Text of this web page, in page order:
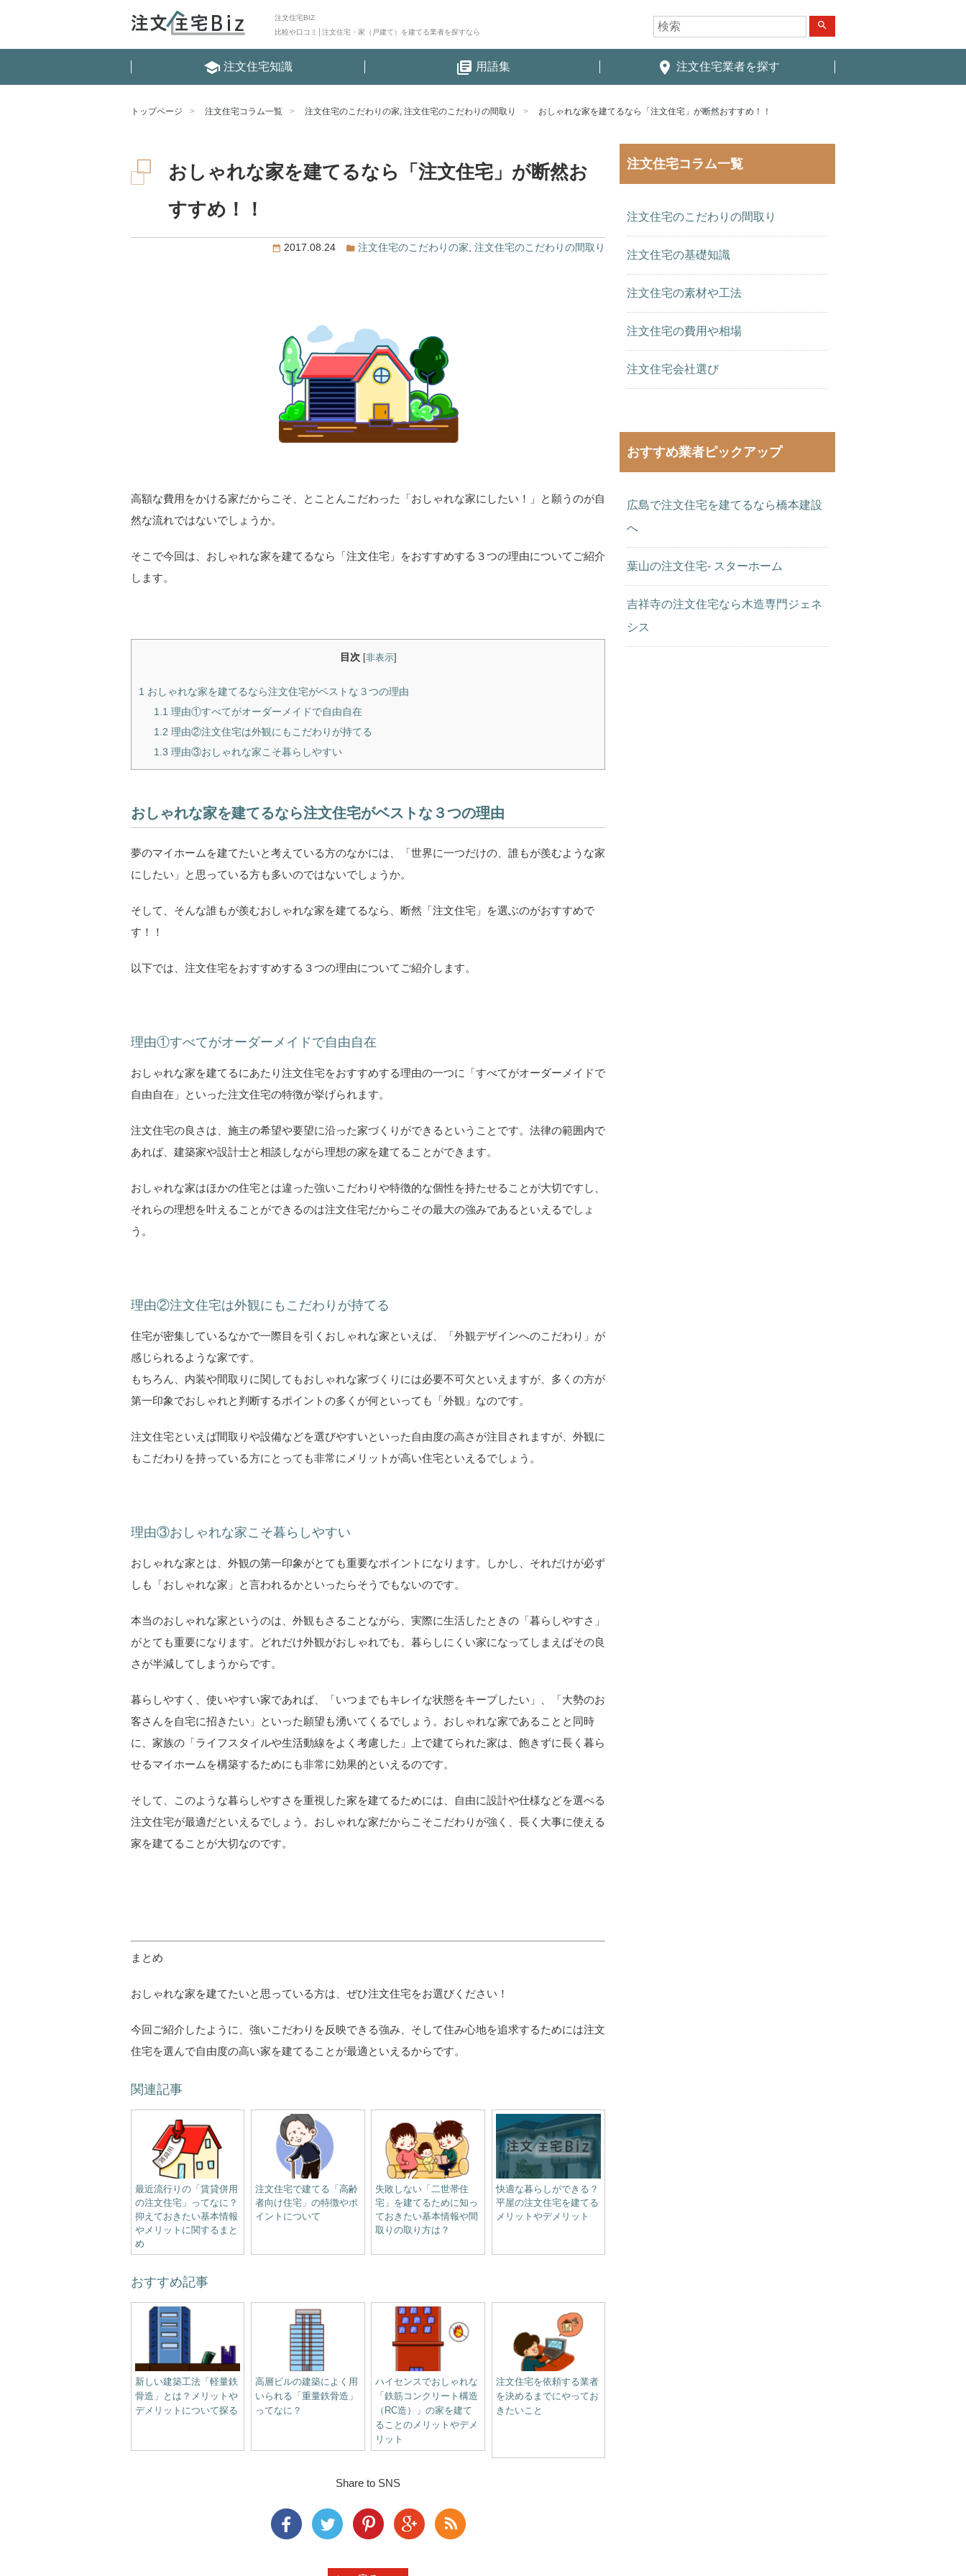
注文住宅BIZ
比較や口コミ│注文住宅・家（戸建て）を建てる業者を探すなら
search
school 注文住宅知識 library_books 用語集 place 注文住宅業者を探す
トップページ 注文住宅コラム一覧 注文住宅のこだわりの家, 注文住宅のこだわりの間取り おしゃれな家を建てるなら「注文住宅」が断然おすすめ！！
おしゃれな家を建てるなら「注文住宅」が断然お
すすめ！！
2017.08.24 注文住宅のこだわりの家, 注文住宅のこだわりの間取り
高額な費用をかける家だからこそ、とことんこだわった「おしゃれな家にしたい！」と願うのが自
然な流れではないでしょうか。
そこで今回は、おしゃれな家を建てるなら「注文住宅」をおすすめする３つの理由についてご紹介
します。
目次 [非表示]
1 おしゃれな家を建てるなら注文住宅がベストな３つの理由
1.1 理由①すべてがオーダーメイドで自由自在
1.2 理由②注文住宅は外観にもこだわりが持てる
1.3 理由③おしゃれな家こそ暮らしやすい
おしゃれな家を建てるなら注文住宅がベストな３つの理由
夢のマイホームを建てたいと考えている方のなかには、「世界に一つだけの、誰もが羨むような家
にしたい」と思っている方も多いのではないでしょうか。
そして、そんな誰もが羨むおしゃれな家を建てるなら、断然「注文住宅」を選ぶのがおすすめで
す！！
以下では、注文住宅をおすすめする３つの理由についてご紹介します。
理由①すべてがオーダーメイドで自由自在
おしゃれな家を建てるにあたり注文住宅をおすすめする理由の一つに「すべてがオーダーメイドで
自由自在」といった注文住宅の特徴が挙げられます。
注文住宅の良さは、施主の希望や要望に沿った家づくりができるということです。法律の範囲内で
あれば、建築家や設計士と相談しながら理想の家を建てることができます。
おしゃれな家はほかの住宅とは違った強いこだわりや特徴的な個性を持たせることが大切ですし、
それらの理想を叶えることができるのは注文住宅だからこその最大の強みであるといえるでしょ
う。
理由②注文住宅は外観にもこだわりが持てる
住宅が密集しているなかで一際目を引くおしゃれな家といえば、「外観デザインへのこだわり」が
感じられるような家です。
もちろん、内装や間取りに関してもおしゃれな家づくりには必要不可欠といえますが、多くの方が
第一印象でおしゃれと判断するポイントの多くが何といっても「外観」なのです。
注文住宅といえば間取りや設備などを選びやすいといった自由度の高さが注目されますが、外観に
もこだわりを持っている方にとっても非常にメリットが高い住宅といえるでしょう。
理由③おしゃれな家こそ暮らしやすい
おしゃれな家とは、外観の第一印象がとても重要なポイントになります。しかし、それだけが必ず
しも「おしゃれな家」と言われるかといったらそうでもないのです。
本当のおしゃれな家というのは、外観もさることながら、実際に生活したときの「暮らしやすさ」
がとても重要になります。どれだけ外観がおしゃれでも、暮らしにくい家になってしまえばその良
さが半減してしまうからです。
暮らしやすく、使いやすい家であれば、「いつまでもキレイな状態をキープしたい」、「大勢のお
客さんを自宅に招きたい」といった願望も湧いてくるでしょう。おしゃれな家であることと同時
に、家族の「ライフスタイルや生活動線をよく考慮した」上で建てられた家は、飽きずに長く暮ら
せるマイホームを構築するためにも非常に効果的といえるのです。
そして、このような暮らしやすさを重視した家を建てるためには、自由に設計や仕様などを選べる
注文住宅が最適だといえるでしょう。おしゃれな家だからこそこだわりが強く、長く大事に使える
家を建てることが大切なのです。
まとめ
おしゃれな家を建てたいと思っている方は、ぜひ注文住宅をお選びください！
今回ご紹介したように、強いこだわりを反映できる強み、そして住み心地を追求するためには注文
住宅を選んで自由度の高い家を建てることが最適といえるからです。
関連記事
最近流行りの「賃貸併用
の注文住宅」ってなに？
抑えておきたい基本情報
やメリットに関するまと
め
注文住宅で建てる「高齢
者向け住宅」の特徴やポ
イントについて
失敗しない「二世帯住
宅」を建てるために知っ
ておきたい基本情報や間
取りの取り方は？
快適な暮らしができる？
平屋の注文住宅を建てる
メリットやデメリット
おすすめ記事
新しい建築工法「軽量鉄
骨造」とは？メリットや
デメリットについて探る
高層ビルの建築によく用
いられる「重量鉄骨造」
ってなに？
ハイセンスでおしゃれな
「鉄筋コンクリート構造
（RC造）」の家を建て
ることのメリットやデメ
リット
注文住宅を依頼する業者
を決めるまでにやってお
きたいこと
Share to SNS
注文住宅コラム一覧
注文住宅のこだわりの間取り
注文住宅の基礎知識
注文住宅の素材や工法
注文住宅の費用や相場
注文住宅会社選び
おすすめ業者ピックアップ
広島で注文住宅を建てるなら橋本建設
へ
葉山の注文住宅- スターホーム
吉祥寺の注文住宅なら木造専門ジェネ
シス